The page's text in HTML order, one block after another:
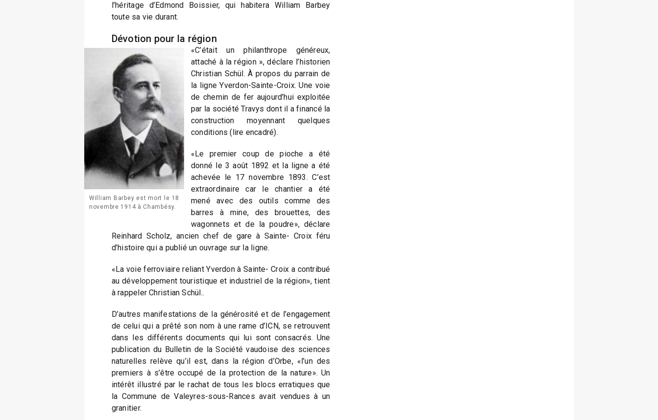
l’héritage d’Edmond Boissier, qui habitera William Barbey
toute sa vie durant.
Dévotion pour la région
William Barbey est mort le 18
novembre 1914 à Chambésy.
«C’était un philanthrope généreux,
attaché à la région », déclare l’historien
Christian Schül. À propos du parrain de
la ligne Yverdon-Sainte-Croix. Une voie
de chemin de fer aujourd’hui exploitée
par la société Travys dont il a financé la
construction moyennant quelques
conditions (lire encadré).
«Le premier coup de pioche a été
donné le 3 août 1892 et la ligne a été
achevée le 17 novembre 1893. C’est
extraordinaire car le chantier a été
mené avec des outils comme des
barres à mine, des brouettes, des
wagonnets et de la poudre», déclare
Reinhard Scholz, ancien chef de gare à Sainte- Croix féru
d’histoire qui a publié un ouvrage sur la ligne.
«La voie ferroviaire reliant Yverdon à Sainte- Croix a contribué
au développement touristique et industriel de la région», tient
à rappeler Christian Schül..
D’autres manifestations de la générosité et de l’engagement
de celui qui a prêté son nom à une rame d’ICN, se retrouvent
dans les différents documents qui lui sont consacrés. Une
publication du Bulletin de la Société vaudoise des sciences
naturelles relève qu’il est, dans la région d’Orbe, «l’un des
premiers à s’être occupé de la protection de la nature». Un
intérêt illustré par le rachat de tous les blocs erratiques que
la Commune de Valeyres-sous-Rances avait vendues à un
granitier.